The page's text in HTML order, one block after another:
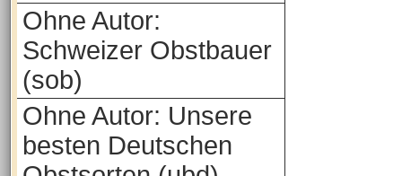
Ohne Autor:
Schweizer Obstbauer
(sob)
Ohne Autor: Unsere
besten Deutschen